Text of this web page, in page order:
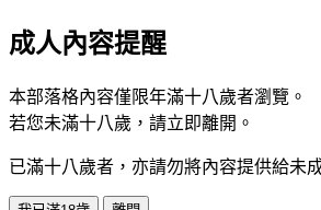
成人內容提醒
本部落格內容僅限年滿十八歲者瀏覽。
若您未滿十八歲，請立即離開。
已滿十八歲者，亦請勿將內容提供給未